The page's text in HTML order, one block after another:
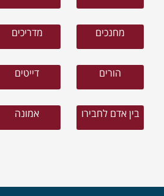
מחנכים מדריכים
הורים דייטים
בין אדם לחבירו אמונה